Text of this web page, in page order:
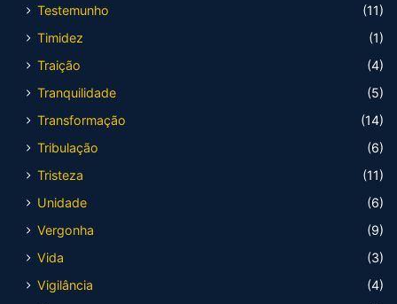
Testemunho
(11)
Timidez
(1)
Traição
(4)
Tranquilidade
(5)
Transformação
(14)
Tribulação
(6)
Tristeza
(11)
Unidade
(6)
Vergonha
(9)
Vida
(3)
Vigilância
(4)